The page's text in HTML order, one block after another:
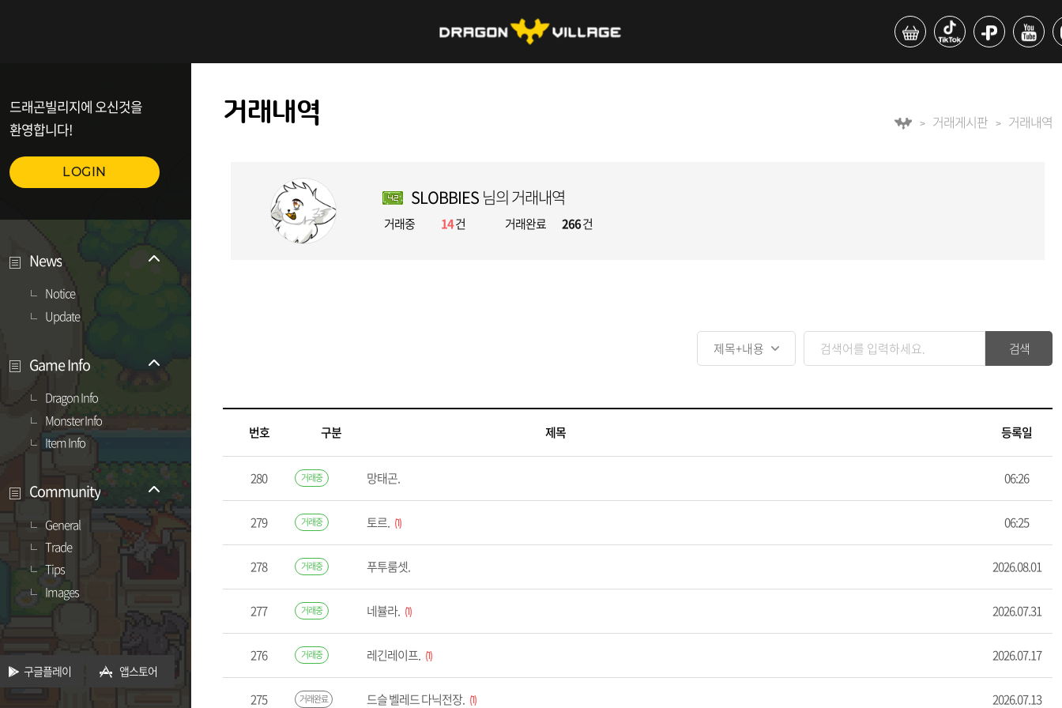
드래곤빌리지에 오신것을
환영합니다!
LOGIN
News
Notice
Update
Game Info
Dragon Info
Monster Info
Item Info
Community
General
Trade
Tips
Images
구글플레이 앱스토어
거래내역 거래게시판 거래내역
SLOBBIES 님의 거래내역
거래중 14건 거래완료 266건
번호 구분 제목 등록일
280 거래중 망태곤. 06:26
279 거래중 토르. 1 06:25
278 거래중 푸투룸셋. 2026.08.01
277 거래중 네뷸라. 1 2026.07.31
276 거래중 레긴레이프. 1 2026.07.17
275 거래완료 드슬 벨레드 다닉전장. 1 2026.07.13